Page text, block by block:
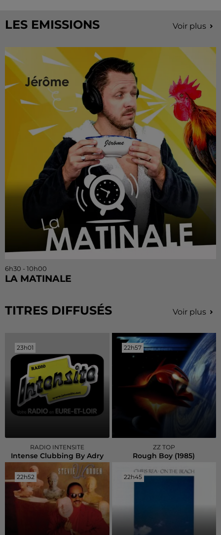
LES EMISSIONS Voir plus
6h30 - 10h00
LA MATINALE
TITRES DIFFUSÉS Voir plus
23h01
23h01
RADIO INTENSITE
Intense Clubbing By Adry
22h57
22h57
ZZ TOP
Rough Boy (1985)
22h52
22h52 22h45
22h45